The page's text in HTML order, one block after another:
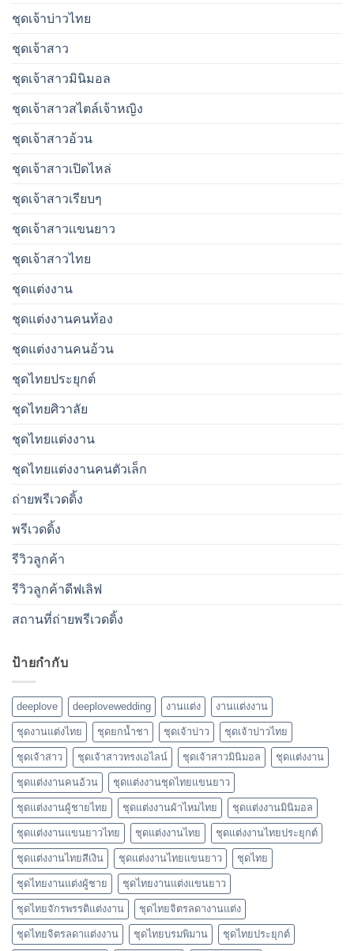
ชุดเจ้าบ่าวไทย
ชุดเจ้าสาว
ชุดเจ้าสาวมินิมอล
ชุดเจ้าสาวสไตล์เจ้าหญิง
ชุดเจ้าสาวอ้วน
ชุดเจ้าสาวเปิดไหล่
ชุดเจ้าสาวเรียบๆ
ชุดเจ้าสาวเเขนยาว
ชุดเจ้าสาวไทย
ชุดแต่งงาน
ชุดแต่งงานคนท้อง
ชุดแต่งงานคนอ้วน
ชุดไทยประยุกต์
ชุดไทยศิวาลัย
ชุดไทยแต่งงาน
ชุดไทยแต่งงานคนตัวเล็ก
ถ่ายพรีเวดดิ้ง
พรีเวดดิ้ง
รีวิวลูกค้า
รีวิวลูกค้าดีฟเลิฟ
สถานที่ถ่ายพรีเวดดิ้ง
ป้ายกำกับ
deeplove deeplovewedding งานแต่ง งานแต่งงาน
ชุดงานแต่งไทย ชุดยกน้ำชา ชุดเจ้าบ่าว ชุดเจ้าบ่าวไทย
ชุดเจ้าสาว ชุดเจ้าสาวทรงเอไลน์ ชุดเจ้าสาวมินิมอล ชุดแต่งงาน
ชุดแต่งงานคนอ้วน ชุดแต่งงานชุดไทยแขนยาว
ชุดแต่งงานผู้ชายไทย ชุดแต่งงานผ้าไหมไทย ชุดแต่งงานมินิมอล
ชุดแต่งงานแขนยาวไทย ชุดแต่งงานไทย ชุดแต่งงานไทยประยุกต์
ชุดแต่งงานไทยสีเงิน ชุดแต่งงานไทยแขนยาว ชุดไทย
ชุดไทยงานแต่งผู้ชาย ชุดไทยงานแต่งแขนยาว
ชุดไทยจักรพรรดิแต่งงาน ชุดไทยจิตรลดางานแต่ง
ชุดไทยจิตรลดาแต่งงาน ชุดไทยบรมพิมาน ชุดไทยประยุกต์